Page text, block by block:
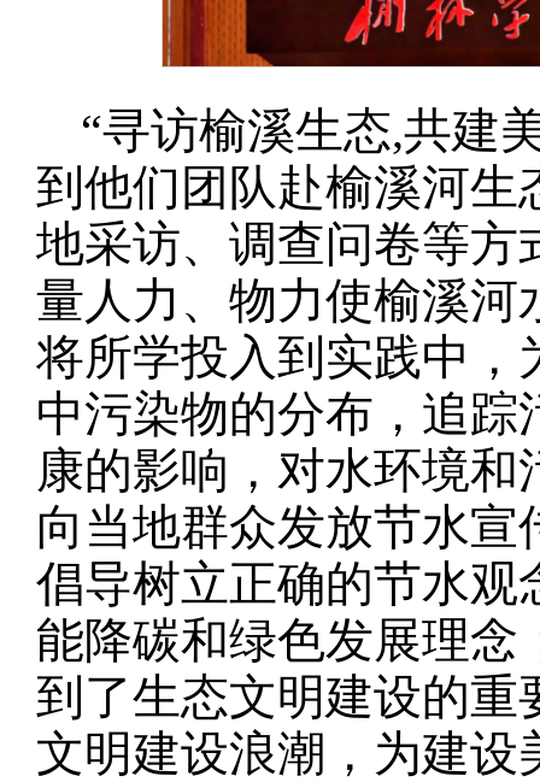
“寻访榆溪生态,共建
到他们团队赴榆溪河
地采访、调查问卷等方
量人力、物力使榆溪河
将所学投入到实践中，
中污染物的分布，追
康的影响，对水环境
向当地群众发放节水
倡导树立正确的节水观
能降碳和绿色发展理
到了生态文明建设的
文明建设浪潮，为建